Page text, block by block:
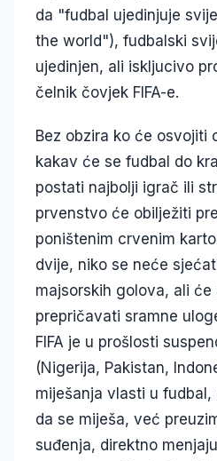
da "fudbal ujedinjuje
the world"), fudbalski
ujedinjen, ali iskljucivo
čelnik čovjek FIFA-e.
Bez obzira ko će osvojiti
kakav će se fudbal do
postati najbolji igrač ili
prvenstvo će obilježiti
poništenim crvenim
dvije, niko se neće
majsorskih golova, ali će
prepričavati sramne
FIFA je u prošlosti
(Nigerija, Pakistan,
miješanja vlasti u fudbal,
da se miješa, već
suđenja, direktno